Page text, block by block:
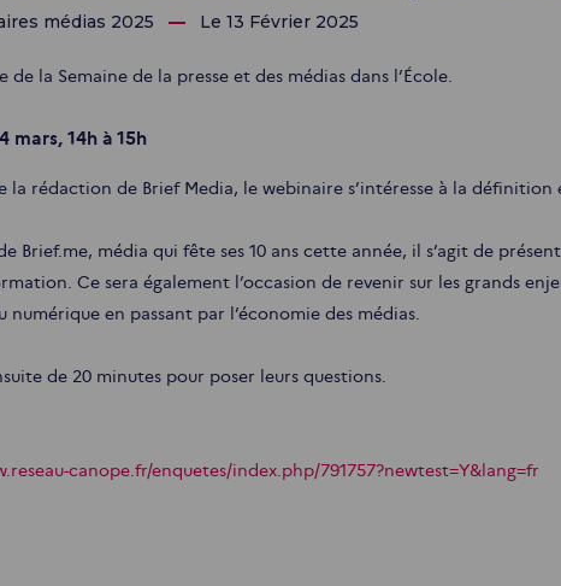
médias 2025 Le 13 Février 2025
de la Semaine de la presse et des médias dans l’École.
mars, 14h à 15h
rédaction de Brief Media, le webinaire s’intéresse à la définition
Brief.me, média qui fête ses 10 ans cette année, il s’agit de
Ce sera également l’occasion de revenir sur les grands
numérique en passant par l’économie des médias.
de 20 minutes pour poser leurs questions.
canope.fr/enquetes/index.php/791757?newtest=Y&lang=fr